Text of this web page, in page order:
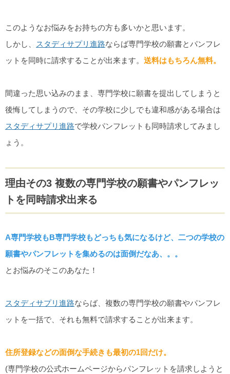
このようなお悩みをお持ちの方も多いかと思います。
しかし、
スタディサプリ進路ならば専門学校の願書とパンフレ
ットを同時に請求することが出来ます。 送料はもちろん無料。
間違った思い込みのまま、専門学校に願書を提出してしまうと
後悔してしまうので、その学校に少しでも違和感がある場合は
スタディサプリ進路で学校パンフレットも同時請求してみまし
ょう。
理由その3 複数の専門学校の願書やパンフレッ
トを同時請求出来る
A専門学校もB専門学校もどっちも気になるけど、二つの学校の
願書やパンフレットを集めるのは面倒だなあ、。。
とお悩みのそこのあなた！
スタディサプリ進路ならば、複数の専門学校の願書やパンフレ
ットを一括で、それも無料で請求することが出来ます。
住所登録などの面倒な手続きも最初の1回だけ。
(専門学校の公式ホームページからパンフレットを請求しようと